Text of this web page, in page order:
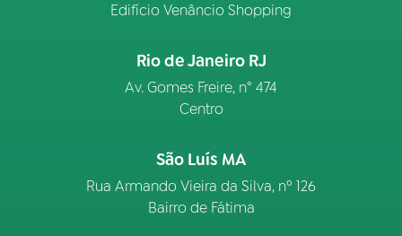
Edifício Venâncio Shopping
Rio de Janeiro RJ
Av. Gomes Freire, n° 474
Centro
São Luís MA
Rua Armando Vieira da Silva, nº 126
Bairro de Fátima